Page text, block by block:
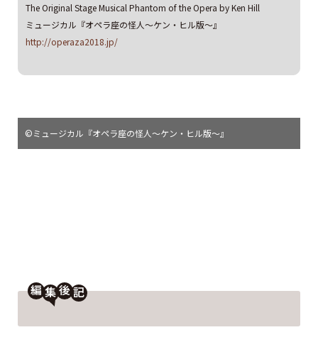
The Original Stage Musical Phantom of the Opera by Ken Hill
ミュージカル『オペラ座の怪人～ケン・ヒル版～』
http://operaza2018.jp/
©ミュージカル『オペラ座の怪人～ケン・ヒル版～』
編 後